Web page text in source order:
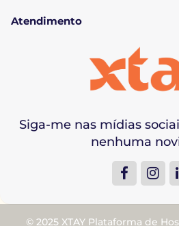
Siga-me nas mídias
nenhuma
Atendimento
© 2025 XTAY Plataforma de